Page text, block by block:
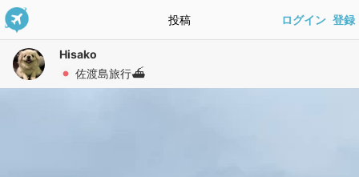
投稿 ログイン 登録
Hisako
佐渡島旅行⛴️